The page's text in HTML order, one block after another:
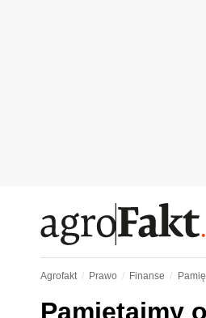
Agrofakt Prawo Finanse
Pamiętajmy